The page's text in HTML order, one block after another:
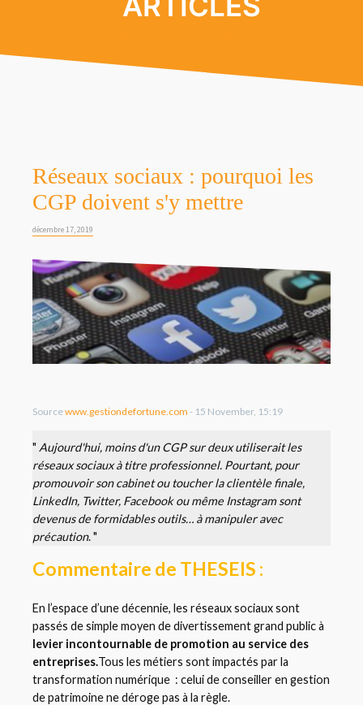
Réseaux sociaux : pourquoi les
CGP doivent s'y mettre
décembre 17, 2019
Sourcewww.gestiondefortune.com - 15 November, 15:19
" Aujourd'hui, moins d'un CGP sur deux utiliserait les
réseaux sociaux à titre professionnel. Pourtant, pour
promouvoir son cabinet ou toucher la clientèle finale,
LinkedIn, Twitter, Facebook ou même Instagram sont
devenus de formidables outils… à manipuler avec
précaution. "
Commentaire de THESEIS :
En l’espace d’une décennie, les réseaux sociaux sont
passés de simple moyen de divertissement grand public à
levier incontournable de promotion au service des
entreprises.Tous les métiers sont impactés par la
transformation numérique : celui de conseiller en gestion
de patrimoine ne déroge pas à la règle.